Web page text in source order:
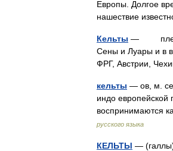
Европы. Долгое
нашествие
Кельты —
Сены и Луары и в
ФРГ, Австрии,
кельты — ов, м.
индо европейской
воспринимаются
русского языка
КЕЛЬТЫ —